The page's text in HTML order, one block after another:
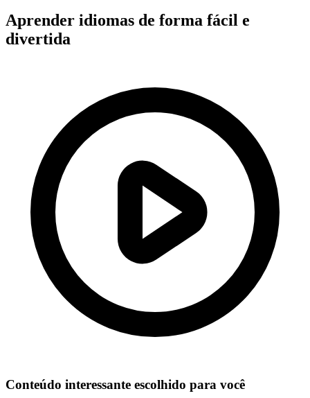
Aprender idiomas de forma fácil e
divertida
Conteúdo interessante escolhido para você